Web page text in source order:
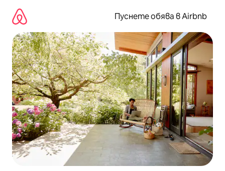
съдържанието
Пуснете обява в Airbnb